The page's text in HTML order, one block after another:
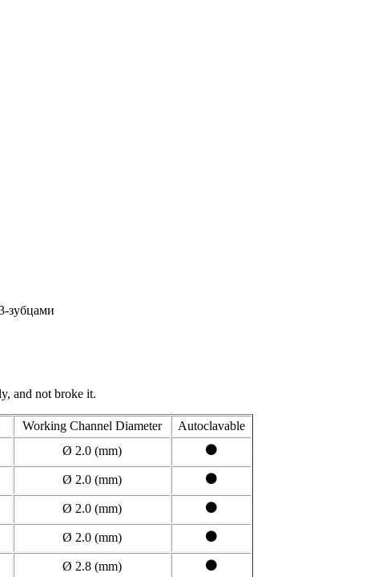
зубцами
and not broke it.
Working Channel Diameter
Autoclavable
Ø 2.0 (mm) ⚫
Ø 2.0 (mm) ⚫
Ø 2.0 (mm) ⚫
Ø 2.0 (mm) ⚫
Ø 2.8 (mm) ⚫